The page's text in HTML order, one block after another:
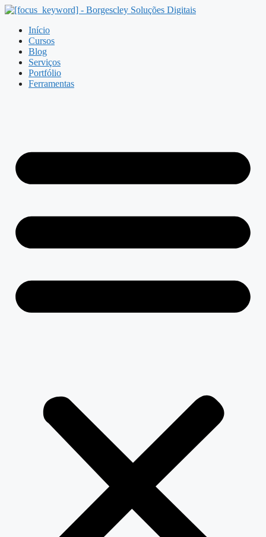
Pular
conteúdo
Início
Cursos
Blog
Serviços
Portfólio
Ferramentas